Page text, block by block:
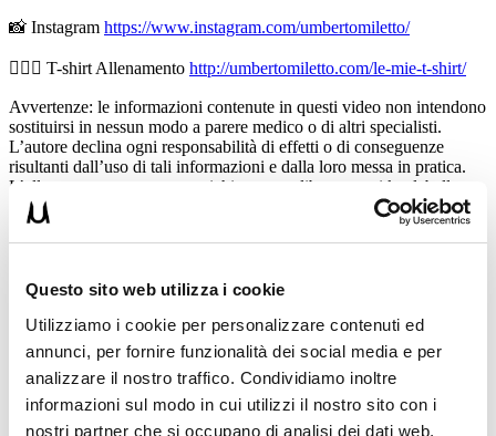
Questo sito web utilizza i cookie
Utilizziamo i cookie per personalizzare contenuti ed
annunci, per fornire funzionalità dei social media e per
analizzare il nostro traffico. Condividiamo inoltre
informazioni sul modo in cui utilizzi il nostro sito con i
nostri partner che si occupano di analisi dei dati web,
📸 Instagram https://www.instagram.com/umbertomiletto/
🏋🏻‍♂️ T-shirt Allenamento http://umbertomiletto.com/le-mie-t-shirt/
Avvertenze: le informazioni contenute in questi video non intendono
sostituirsi in nessun modo a parere medico o di altri specialisti.
L’autore declina ogni responsabilità di effetti o di conseguenze
risultanti dall’uso di tali informazioni e dalla loro messa in pratica.
L’allenamento con sovraccarichi, a corpo libero, con i kettlebell, con
il trx, e con altri attrezzi può causare infortuni si consiglia pertanto di
prestare la massima attenzione e di eseguire esercizi e metodologie
adatte al proprio livello di forma. Consultare il proprio medico di
regime alimentare.
Condividi:
X